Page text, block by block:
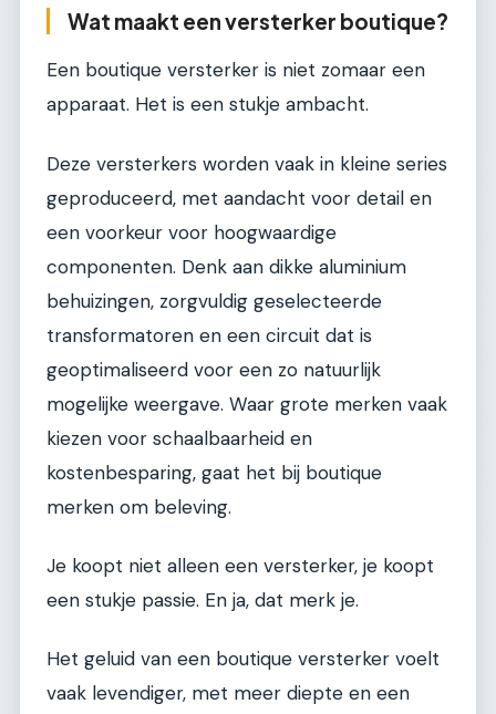
Wat maakt een versterker boutique?
Een boutique versterker is niet zomaar een
apparaat. Het is een stukje ambacht.
Deze versterkers worden vaak in kleine series
geproduceerd, met aandacht voor detail en
een voorkeur voor hoogwaardige
componenten. Denk aan dikke aluminium
behuizingen, zorgvuldig geselecteerde
transformatoren en een circuit dat is
geoptimaliseerd voor een zo natuurlijk
mogelijke weergave. Waar grote merken vaak
kiezen voor schaalbaarheid en
kostenbesparing, gaat het bij boutique
merken om beleving.
Je koopt niet alleen een versterker, je koopt
een stukje passie. En ja, dat merk je.
Het geluid van een boutique versterker voelt
vaak levendiger, met meer diepte en een